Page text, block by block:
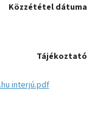
Közzététel dátuma
Tájékoztató
interjú.pdf